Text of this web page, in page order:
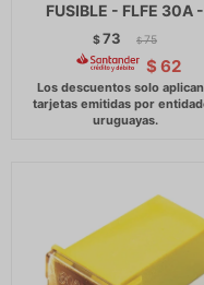
FUSIBLE - FLFE 30A -
$73 $ 75
$ 62